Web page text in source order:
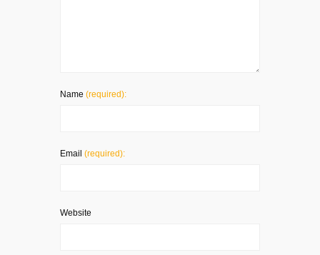
Name (required):
Email (required):
Website